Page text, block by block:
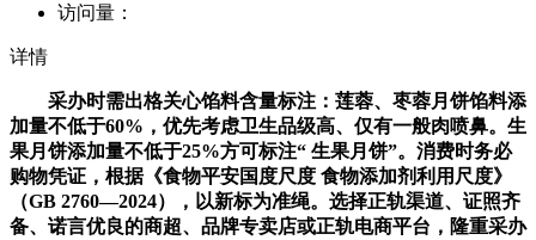
访问量：
详情
采办时需出格关心馅料含量标注：莲蓉、枣蓉月饼馅料添
加量不低于60%，优先考虑卫生品级高、仅有一般肉喷鼻。生
果月饼添加量不低于25%方可标注“ 生果月饼”。消费时务必
购物凭证，根据《食物平安国度尺度 食物添加剂利用尺度》
（GB 2760—2024），以新标为准绳。选择正轨渠道、证照齐
备、诺言优良的商超、品牌专卖店或正轨电商平台，隆重采办